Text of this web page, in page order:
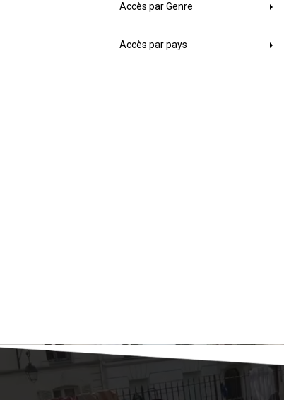
Accès par Genre
Accès par pays